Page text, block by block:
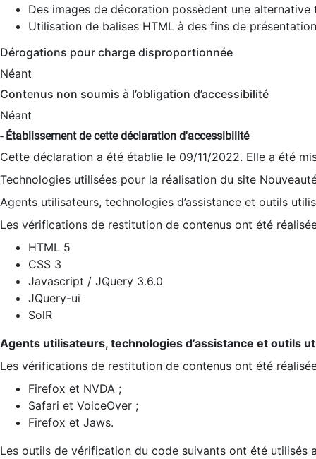
Des images de décoration possèdent une alternative
Utilisation de balises HTML à des fins de
Dérogations pour charge disproportionnée
Néant
Contenus non soumis à l’obligation d’accessibilité
Néant
- Établissement de cette déclaration d'accessibilité
Cette déclaration a été établie le 09/11/2022. Elle a été
Technologies utilisées pour la réalisation du site
Agents utilisateurs, technologies d’assistance et outils
Les vérifications de restitution de contenus ont été
HTML 5
CSS 3
Javascript / JQuery 3.6.0
JQuery-ui
SolR
Agents utilisateurs, technologies d’assistance et outils
Les vérifications de restitution de contenus ont été
Firefox et NVDA ;
Safari et VoiceOver ;
Firefox et Jaws.
Les outils de vérification du code suivants ont été utilisés